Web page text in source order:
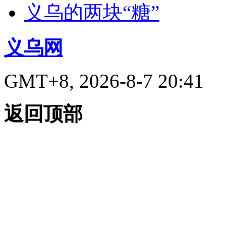
义乌的两块“糖”
义乌网
GMT+8, 2026-8-7 20:41
返回顶部